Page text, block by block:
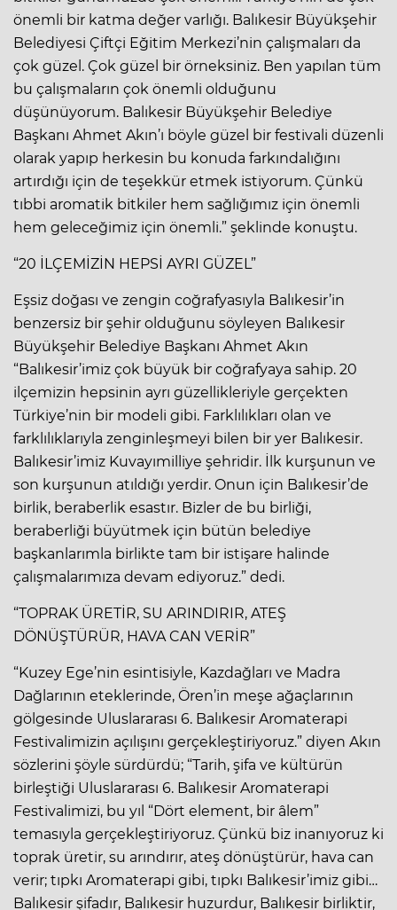
önemli bir katma değer varlığı. Balıkesir Büyükşehir
Belediyesi Çiftçi Eğitim Merkezi’nin çalışmaları da
çok güzel. Çok güzel bir örneksiniz. Ben yapılan tüm
bu çalışmaların çok önemli olduğunu
düşünüyorum. Balıkesir Büyükşehir Belediye
Başkanı Ahmet Akın’ı böyle güzel bir festivali düzenli
olarak yapıp herkesin bu konuda farkındalığını
artırdığı için de teşekkür etmek istiyorum. Çünkü
tıbbi aromatik bitkiler hem sağlığımız için önemli
hem geleceğimiz için önemli.” şeklinde konuştu.
“20 İLÇEMİZİN HEPSİ AYRI GÜZEL”
Eşsiz doğası ve zengin coğrafyasıyla Balıkesir’in
benzersiz bir şehir olduğunu söyleyen Balıkesir
Büyükşehir Belediye Başkanı Ahmet Akın
“Balıkesir’imiz çok büyük bir coğrafyaya sahip. 20
ilçemizin hepsinin ayrı güzellikleriyle gerçekten
Türkiye’nin bir modeli gibi. Farklılıkları olan ve
farklılıklarıyla zenginleşmeyi bilen bir yer Balıkesir.
Balıkesir’imiz Kuvayımilliye şehridir. İlk kurşunun ve
son kurşunun atıldığı yerdir. Onun için Balıkesir’de
birlik, beraberlik esastır. Bizler de bu birliği,
beraberliği büyütmek için bütün belediye
başkanlarımla birlikte tam bir istişare halinde
çalışmalarımıza devam ediyoruz.” dedi.
“TOPRAK ÜRETİR, SU ARINDIRIR, ATEŞ
DÖNÜŞTÜRÜR, HAVA CAN VERİR”
“Kuzey Ege’nin esintisiyle, Kazdağları ve Madra
Dağlarının eteklerinde, Ören’in meşe ağaçlarının
gölgesinde Uluslararası 6. Balıkesir Aromaterapi
Festivalimizin açılışını gerçekleştiriyoruz.” diyen Akın
sözlerini şöyle sürdürdü; “Tarih, şifa ve kültürün
birleştiği Uluslararası 6. Balıkesir Aromaterapi
Festivalimizi, bu yıl “Dört element, bir âlem”
temasıyla gerçekleştiriyoruz. Çünkü biz inanıyoruz ki
toprak üretir, su arındırır, ateş dönüştürür, hava can
verir; tıpkı Aromaterapi gibi, tıpkı Balıkesir’imiz gibi…
Balıkesir şifadır, Balıkesir huzurdur, Balıkesir birliktir,